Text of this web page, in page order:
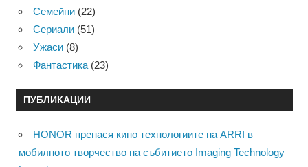
Семейни (22)
Сериали (51)
Ужаси (8)
Фантастика (23)
ПУБЛИКАЦИИ
HONOR пренася кино технологиите на ARRI в
мобилното творчество на събитието Imaging Technology